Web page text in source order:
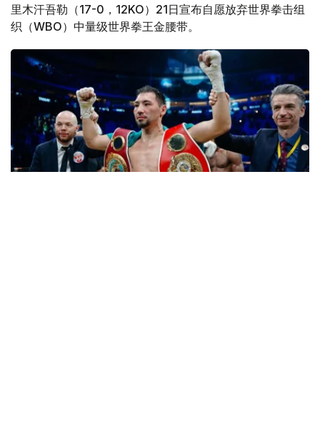
里木汗吾勒（17-0，12KO）21日宣布自愿放弃世界拳击组
织（WBO）中量级世界拳王金腰带。